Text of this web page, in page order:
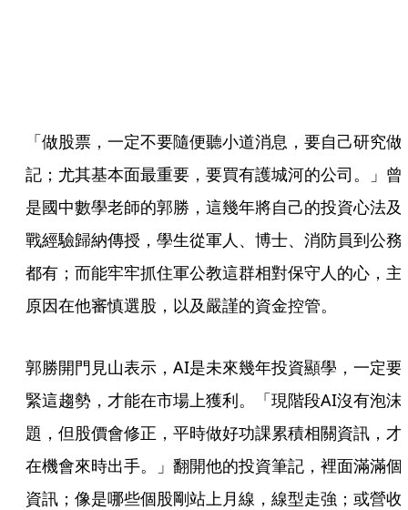
「做股票，一定不要隨便聽小道消息，要自己研究做
記；尤其基本面最重要，要買有護城河的公司。」曾
是國中數學老師的郭勝，這幾年將自己的投資心法及
戰經驗歸納傳授，學生從軍人、博士、消防員到公務
都有；而能牢牢抓住軍公教這群相對保守人的心，主
原因在他審慎選股，以及嚴謹的資金控管。
郭勝開門見山表示，AI是未來幾年投資顯學，一定要
緊這趨勢，才能在市場上獲利。「現階段AI沒有泡沫
題，但股價會修正，平時做好功課累積相關資訊，才
在機會來時出手。」翻開他的投資筆記，裡面滿滿個
資訊；像是哪些個股剛站上月線，線型走強；或營收